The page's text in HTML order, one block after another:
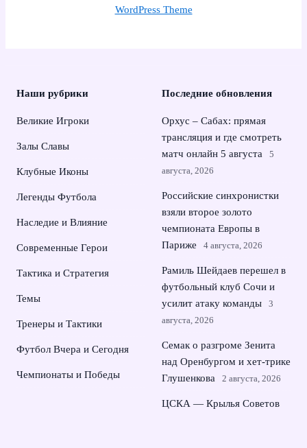
WordPress Theme
Наши рубрики
Великие Игроки
Залы Славы
Клубные Иконы
Легенды Футбола
Наследие и Влияние
Современные Герои
Тактика и Стратегия
Темы
Тренеры и Тактики
Футбол Вчера и Сегодня
Чемпионаты и Победы
Последние обновления
Орхус – Сабах: прямая
трансляция и где смотреть
матч онлайн 5 августа
5
августа, 2026
Российские синхронистки
взяли второе золото
чемпионата Европы в
Париже
4 августа, 2026
Рамиль Шейдаев перешел в
футбольный клуб Сочи и
усилит атаку команды
3
августа, 2026
Семак о разгроме Зенита
над Оренбургом и хет-трике
Глушенкова
2 августа, 2026
ЦСКА — Крылья Советов